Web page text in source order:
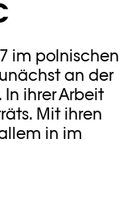
im polnischen
an der
ihrer Arbeit
Mit ihren
in im